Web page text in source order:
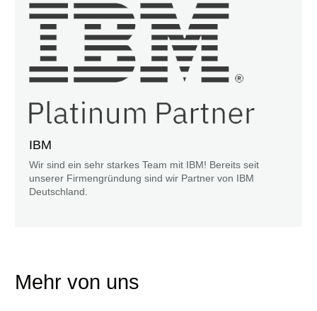
IBM
Wir sind ein sehr starkes Team mit IBM! Bereits seit
unserer Firmengründung sind wir Partner von IBM
Deutschland.
Mehr von uns